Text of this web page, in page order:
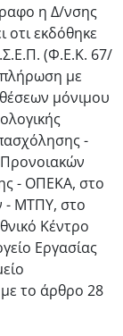
η Δ/νσης
οτι εκδόθηκε
(Φ.Ε.Κ. 67/
με
μόνιμου
-
- ΟΠΕΚΑ, στο
- ΜΤΠΥ, στο
Κέντρο
Εργασίας
το άρθρο 28